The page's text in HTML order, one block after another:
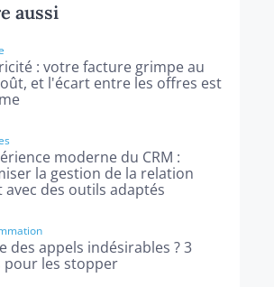
aussi
: votre facture grimpe au
et l'écart entre les offres est
moderne du CRM :
la gestion de la relation
avec des outils adaptés
des appels indésirables ? 3
pour les stopper